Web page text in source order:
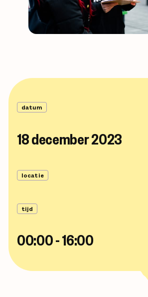
datum
18 december 2023
locatie
tijd
00:00 - 16:00